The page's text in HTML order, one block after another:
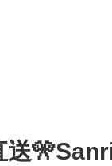
送